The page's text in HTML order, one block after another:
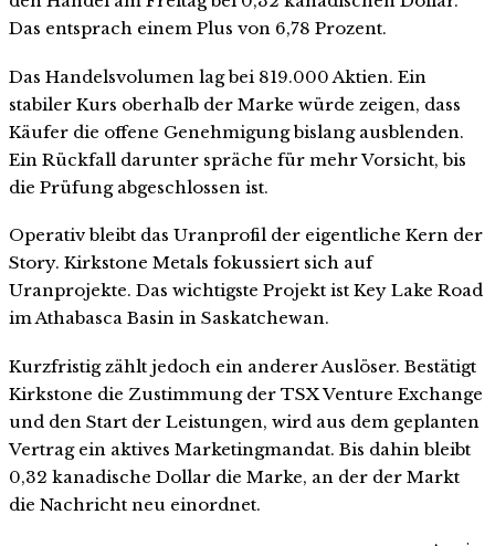
Das entsprach einem Plus von 6,78 Prozent.
Das Handelsvolumen lag bei 819.000 Aktien. Ein
stabiler Kurs oberhalb der Marke würde zeigen, dass
Käufer die offene Genehmigung bislang ausblenden.
Ein Rückfall darunter spräche für mehr Vorsicht, bis
die Prüfung abgeschlossen ist.
Operativ bleibt das Uranprofil der eigentliche Kern der
Story. Kirkstone Metals fokussiert sich auf
Uranprojekte. Das wichtigste Projekt ist Key Lake Road
im Athabasca Basin in Saskatchewan.
Kurzfristig zählt jedoch ein anderer Auslöser. Bestätigt
Kirkstone die Zustimmung der TSX Venture Exchange
und den Start der Leistungen, wird aus dem geplanten
Vertrag ein aktives Marketingmandat. Bis dahin bleibt
0,32 kanadische Dollar die Marke, an der der Markt
die Nachricht neu einordnet.